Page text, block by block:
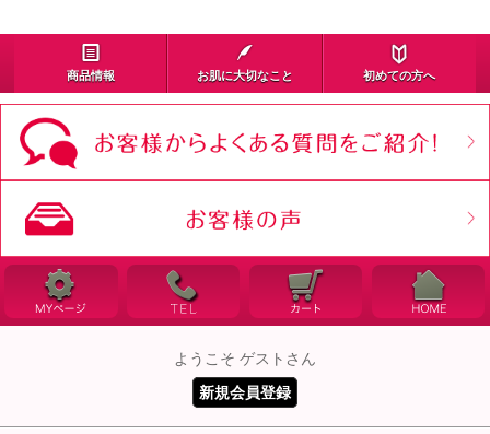
商品情報 お肌に大切なこと 初めての方へ
ようこそ ゲストさん
新規会員登録